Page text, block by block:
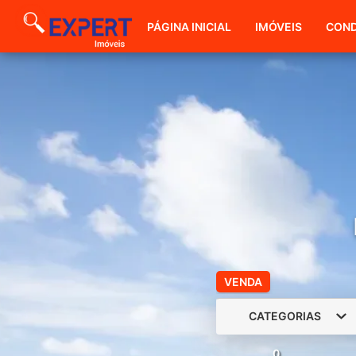
PÁGINA INICIAL IMÓVEIS
VENDA
CATEGORIAS
0